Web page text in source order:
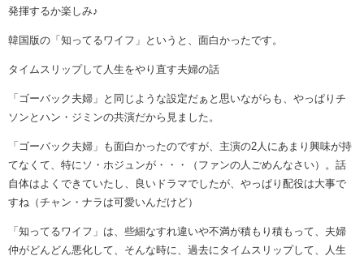
発揮するか楽しみ♪
韓国版の「知ってるワイフ」というと、面白かったです。
タイムスリップして人生をやり直す夫婦の話
「ゴーバック夫婦」と同じような設定だぁと思いながらも、やっぱりチ
ソンとハン・ジミンの共演だから見ました。
「ゴーバック夫婦」も面白かったのですが、主演の2人にあまり興味が持
てなくて、特にソ・ホジュンが・・・（ファンの人ごめんなさい）。話
自体はよくできていたし、良いドラマでしたが、やっぱり配役は大事で
すね（チャン・ナラは可愛いんだけど）
「知ってるワイフ」は、些細なすれ違いや不満が積もり積もって、夫婦
仲がどんどん悪化して、そんな時に、過去にタイムスリップして、人生